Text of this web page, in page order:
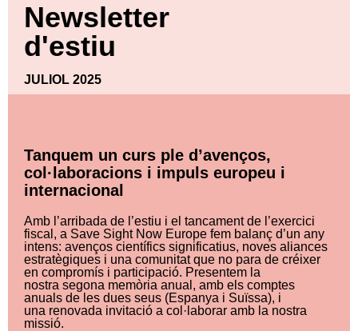
Newsletter
d'estiu
JULIOL 2025
Tanquem un curs ple d’avenços,
col·laboracions i impuls europeu i
internacional
Amb l’arribada de l’estiu i el tancament de l’exercici
fiscal, a Save Sight Now Europe fem balanç d’un any
intens: avenços científics significatius, noves aliances
estratègiques i una comunitat que no para de créixer
en compromís i participació. Presentem la
nostra segona memòria anual, amb els comptes
anuals de les dues seus (Espanya i Suïssa), i
una renovada invitació a col·laborar amb la nostra
missió.